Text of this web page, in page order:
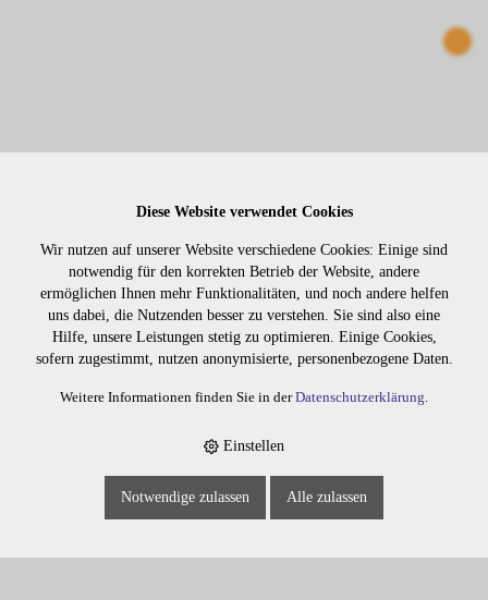
NAHTLOSE CLIP IN 55CM NR. 14
905914
Diese Website verwendet Cookies
Wir nutzen auf unserer Website verschiedene Cookies: Einige sind
notwendig für den korrekten Betrieb der Website, andere
ermöglichen Ihnen mehr Funktionalitäten, und noch andere helfen
uns dabei, die Nutzenden besser zu verstehen. Sie sind also eine
Hilfe, unsere Leistungen stetig zu optimieren. Einige Cookies,
sofern zugestimmt, nutzen anonymisierte, personenbezogene Daten.
Weitere Informationen finden Sie in derDatenschutzerklärung.
Einstellen
Notwendige zulassen Alle zulassen